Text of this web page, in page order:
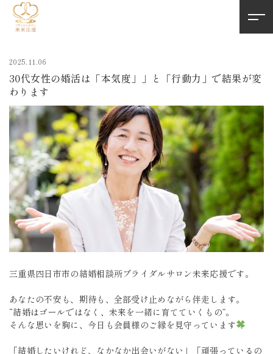
2025.11.06
30代女性の婚活は「本気度」」と「行動力」で結果が変
わります
三重県四日市市の結婚相談所ブライダルサロン未来応援です。
あなたの不安も、期待も、全部受け止めながら伴走します。
“結婚はゴールではなく、未来を一緒に育てていくもの”。
そんな思いを胸に、今日も会員様のご縁を見守っています
「結婚したいけれど、なかなか出会いがない」「頑張っているの